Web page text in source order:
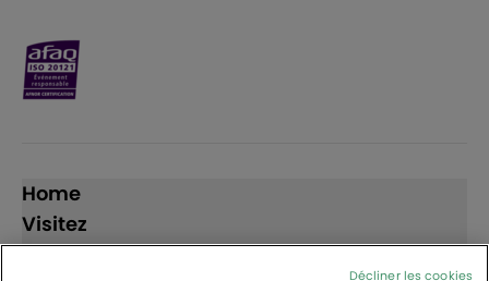
Home
Visitez
Exposez
Décliner les cookies